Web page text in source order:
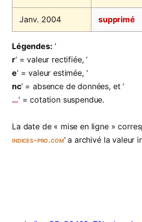
Janv. 2004 supprimé
Légendes: ‘
r‘ = valeur rectifiée, ‘
e‘ = valeur estimée, ‘
nc‘ = absence de données, et ‘
…‘ = cotation suspendue.
La date de « mise en ligne »
indices-pro.com‘ a archivé la valeur